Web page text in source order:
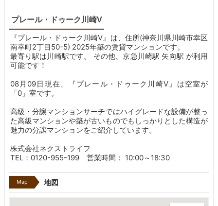
プレール・ドゥーク川崎V
『プレール・ドゥーク川崎V』は、住所(神奈川県川崎市幸区
南幸町2丁目50-5) 2025年築の賃貸マンションです。
最寄り駅は川崎駅です。 その他、京急川崎駅 矢向駅 が利用
可能です！
08月09日現在、『プレール・ドゥーク川崎V』は空室が
「0」室です。
高級・分譲マンションサーチではハイグレードな設備が整っ
た高級マンションや築が古いものでもしっかりとした構造が
魅力の分譲マンションをご紹介しています。
株式会社ネクストライフ
TEL：0120-955-199 営業時間： 10:00～18:30
Map 地図